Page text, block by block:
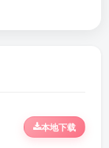
本地下载